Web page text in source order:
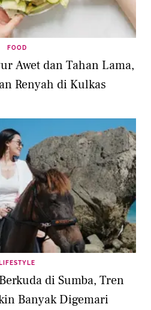
FOOD
Awet dan Tahan Lama,
Renyah di Kulkas
LIFESTYLE
di Sumba, Tren
Banyak Digemari